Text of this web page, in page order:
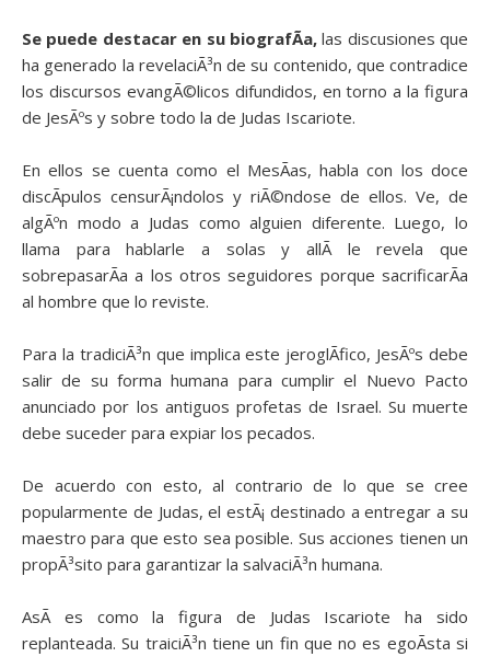
Se puede destacar en su biografÃ­a,las discusiones que
ha generado la revelaciÃ³n de su contenido, que contradice
los discursos evangÃ©licos difundidos, en torno a la figura
de JesÃºs y sobre todo la de Judas Iscariote.
En ellos se cuenta como el MesÃ­as, habla con los doce
discÃ­pulos censurÃ¡ndolos y riÃ©ndose de ellos. Ve, de
algÃºn modo a Judas como alguien diferente. Luego, lo
llama para hablarle a solas y allÃ­ le revela que
sobrepasarÃ­a a los otros seguidores porque sacrificarÃ­a
al hombre que lo reviste.
Para la tradiciÃ³n que implica este jeroglÃ­fico, JesÃºs debe
salir de su forma humana para cumplir el Nuevo Pacto
anunciado por los antiguos profetas de Israel. Su muerte
debe suceder para expiar los pecados.
De acuerdo con esto, al contrario de lo que se cree
popularmente de Judas, el estÃ¡ destinado a entregar a su
maestro para que esto sea posible. Sus acciones tienen un
propÃ³sito para garantizar la salvaciÃ³n humana.
AsÃ­ es como la figura de Judas Iscariote ha sido
replanteada. Su traiciÃ³n tiene un fin que no es egoÃ­sta si